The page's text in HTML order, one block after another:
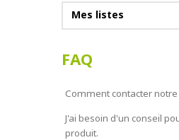
Mes listes
FAQ
Comment contacter notre
J'ai besoin d'un conseil
produit.